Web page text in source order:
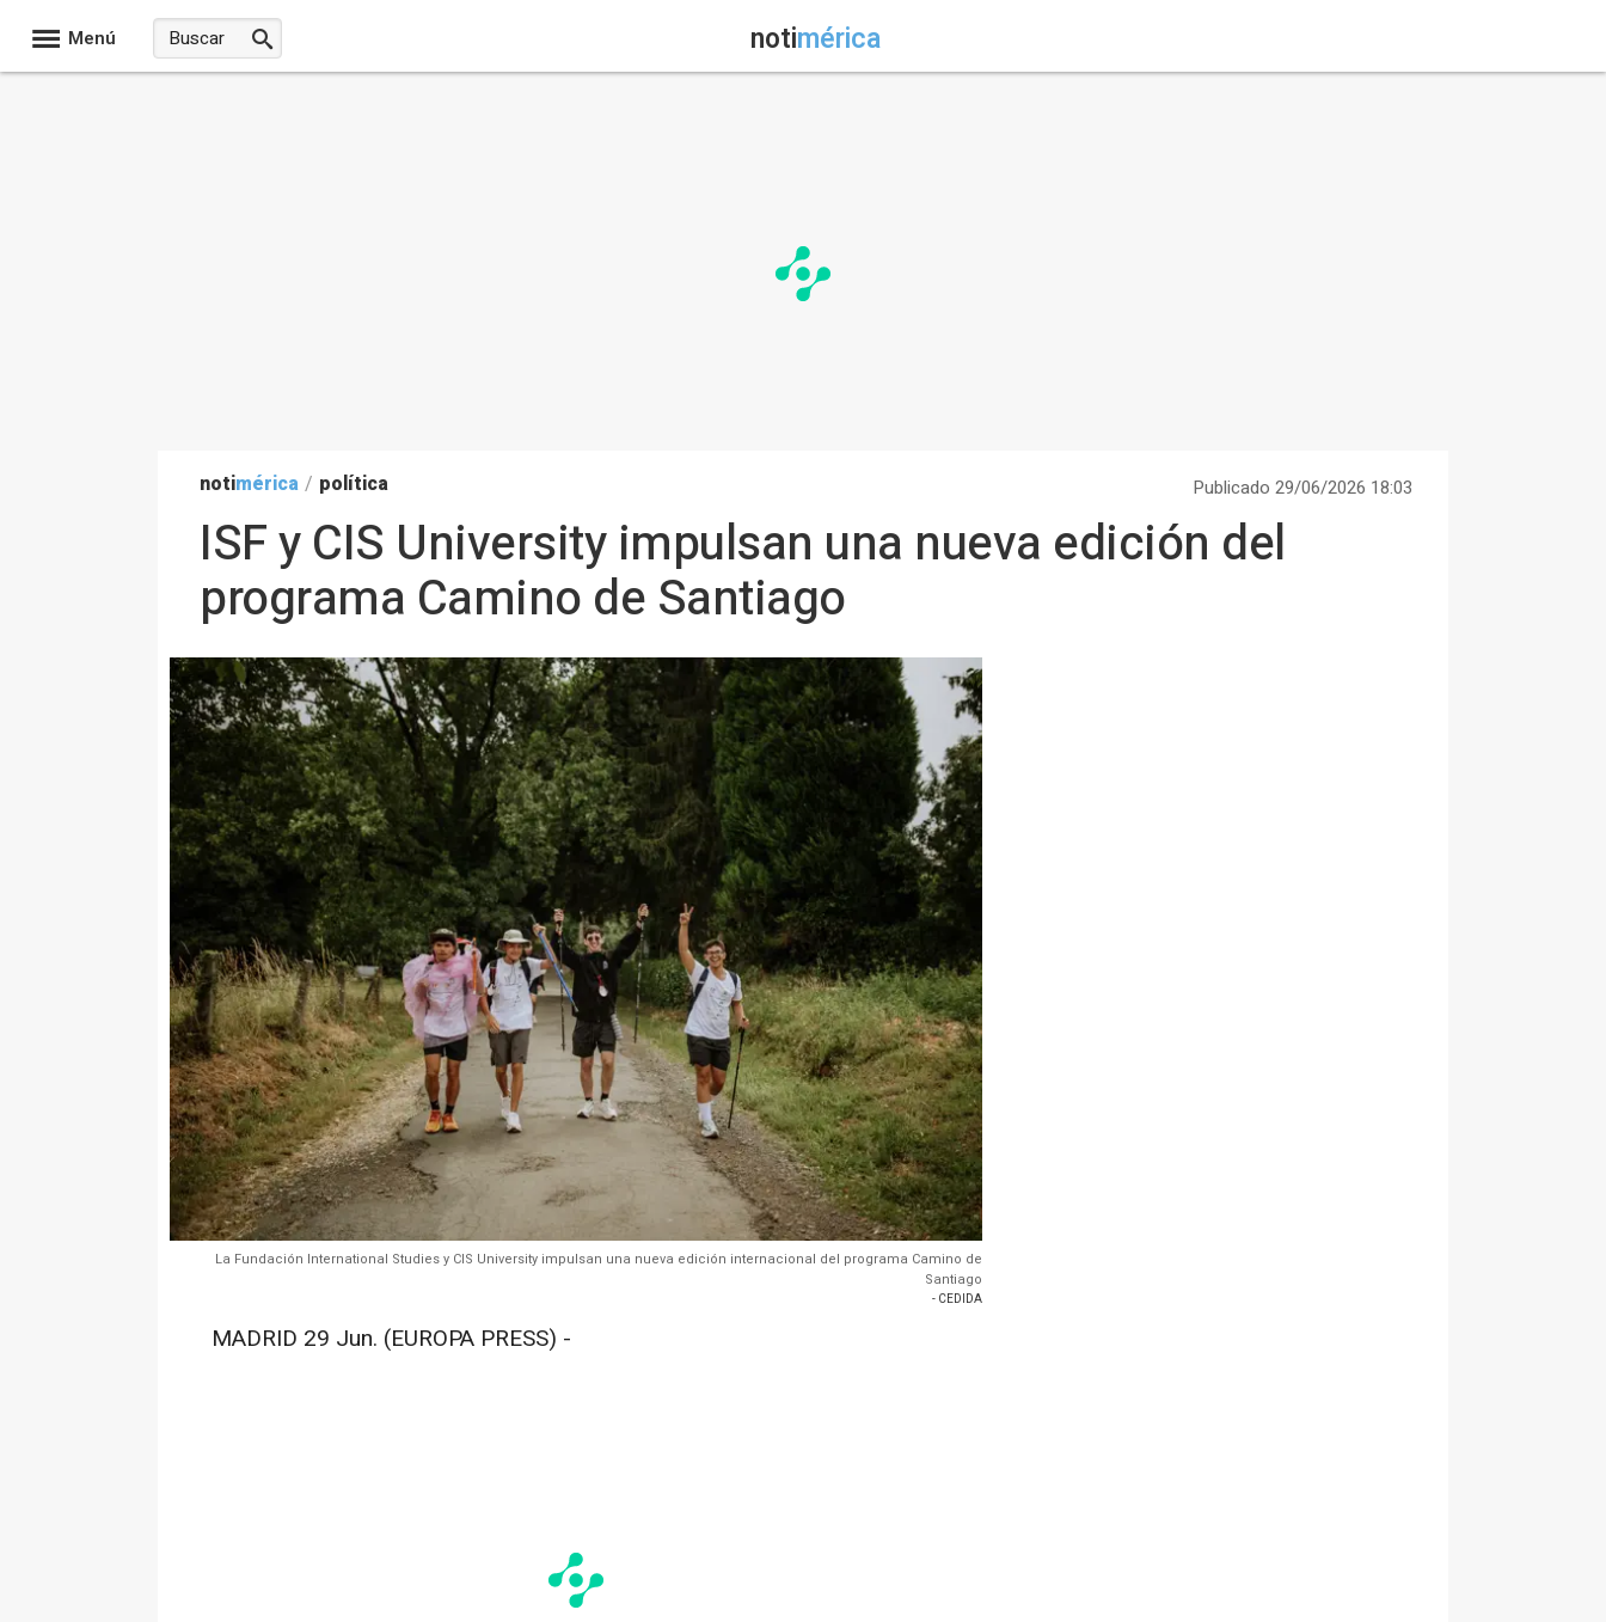
Menú notimérica
notimérica / política Publicado 29/06/2026 18:03
ISF y CIS University impulsan una nueva edición del
programa Camino de Santiago
La Fundación International Studies y CIS University impulsan una nueva edición internacional del programa Camino de
Santiago
- CEDIDA
MADRID 29 Jun. (EUROPA PRESS) -